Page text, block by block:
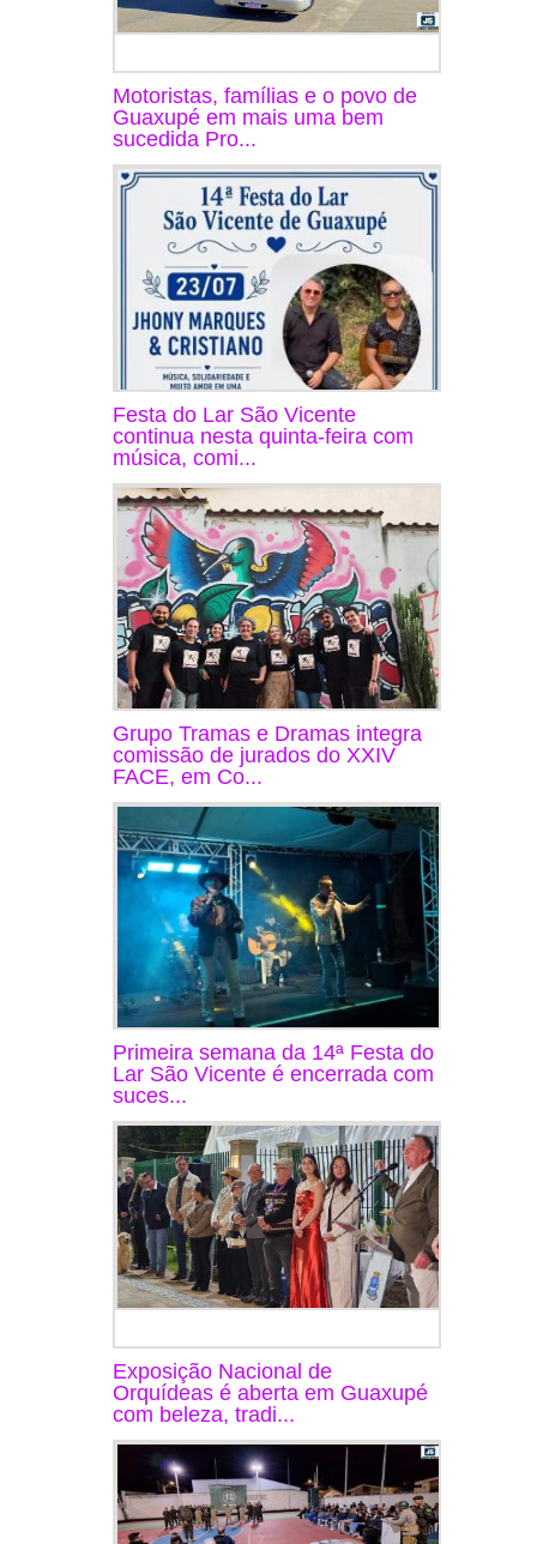
Motoristas, famílias e o povo de
Guaxupé em mais uma bem
sucedida Pro...
Festa do Lar São Vicente
continua nesta quinta-feira com
música, comi...
Grupo Tramas e Dramas integra
comissão de jurados do XXIV
FACE, em Co...
Primeira semana da 14ª Festa do
Lar São Vicente é encerrada com
suces...
Exposição Nacional de
Orquídeas é aberta em Guaxupé
com beleza, tradi...